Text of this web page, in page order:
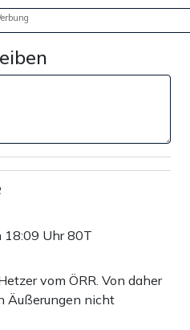
18:09 Uhr80T
vom ÖRR. Von daher
Äußerungen nicht